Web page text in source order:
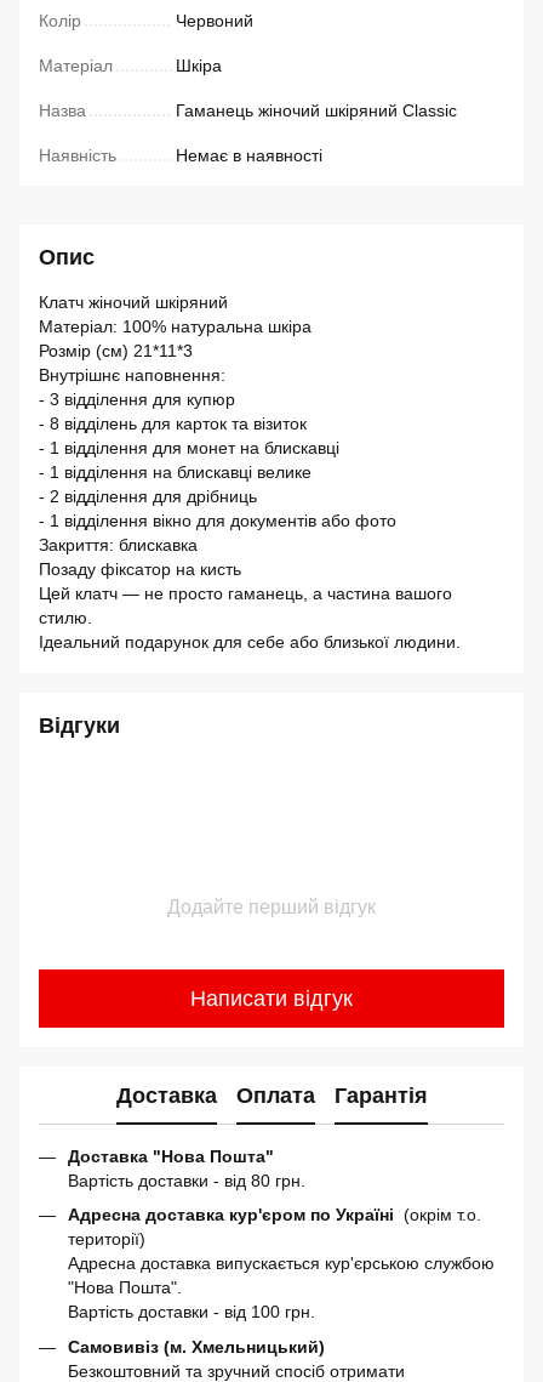
Колір Червоний
Матеріал Шкіра
Назва Гаманець жіночий шкіряний Classic
Наявність Немає в наявності
Опис
Клатч жіночий шкіряний
Матеріал: 100% натуральна шкіра
Розмір (см) 21*11*3
Внутрішнє наповнення:
- 3 відділення для купюр
- 8 відділень для карток та візиток
- 1 відділення для монет на блискавці
- 1 відділення на блискавці велике
- 2 відділення для дрібниць
- 1 відділення вікно для документів або фото
Закриття: блискавка
Позаду фіксатор на кисть
Цей клатч — не просто гаманець, а частина вашого
стилю.
Ідеальний подарунок для себе або близької людини.
Відгуки
Додайте перший відгук
Написати відгук
Доставка Оплата Гарантія
Доставка "Нова Пошта"
Вартість доставки - від 80 грн.
Адресна доставка кур'єром по Україні (окрім т.о.
території)
Адресна доставка випускається кур'єрською службою
"Нова Пошта".
Вартість доставки - від 100 грн.
Самовивіз (м. Хмельницький)
Безкоштовний та зручний спосіб отримати